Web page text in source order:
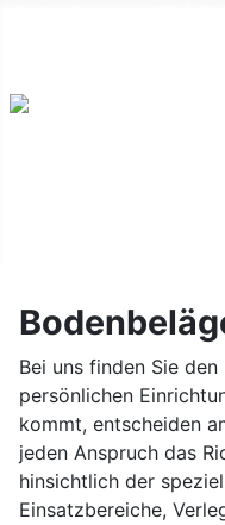
Bei uns finden Sie
persönlichen
kommt, entscheiden
jeden Anspruch das
hinsichtlich der
Einsatzbereiche,